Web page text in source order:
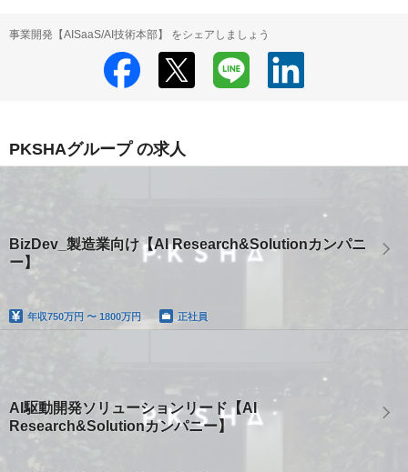
事業開発【AISaaS/AI技術本部】 をシェアしましょう
PKSHAグループ の求人
BizDev_製造業向け【AI Research&Solutionカンパニ
ー】
年収750万円 〜 1800万円 正社員
AI駆動開発ソリューションリード【AI
Research&Solutionカンパニー】